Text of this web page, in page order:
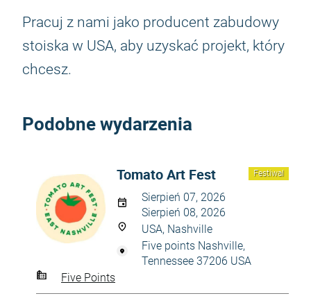
Pracuj z nami jako producent zabudowy
stoiska w USA, aby uzyskać projekt, który
chcesz.
Podobne wydarzenia
Festiwal
Tomato Art Fest
Sierpień 07, 2026
Sierpień 08, 2026
USA, Nashville
Five points Nashville,
Tennessee 37206 USA
Five Points